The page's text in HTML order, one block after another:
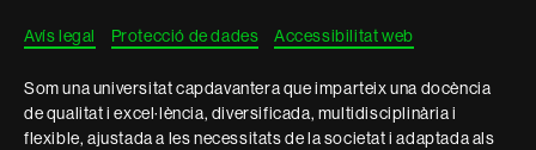
Avís legal Protecció de dades Accessibilitat web
Som una universitat capdavantera que imparteix una docència
de qualitat i excel·lència, diversificada, multidisciplinària i
flexible, ajustada a les necessitats de la societat i adaptada als